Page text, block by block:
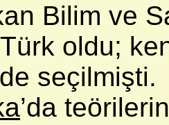
Bilim ve
oldu;
seçilmişti.
’da